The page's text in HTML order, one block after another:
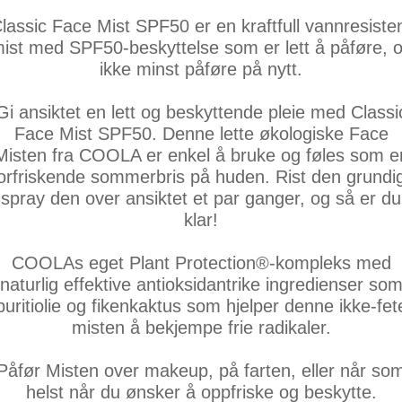
Face Mist SPF50 er en kraftfull
med SPF50-beskyttelse som er lett å påføre,
ikke minst påføre på nytt.
ansiktet en lett og beskyttende pleie med
Face Mist SPF50. Denne lette økologiske Face
fra COOLA er enkel å bruke og føles som
sommerbris på huden. Rist den
spray den over ansiktet et par ganger, og så er du
klar!
COOLAs eget Plant Protection®-kompleks med
naturlig effektive antioksidantrike ingredienser som
og fikenkaktus som hjelper denne ikke-
misten å bekjempe frie radikaler.
Misten over makeup, på farten, eller når
helst når du ønsker å oppfriske og beskytte.